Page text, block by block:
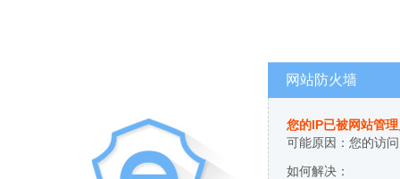
网站防火墙
您的IP已被网站管
可能原因：您的访
如何解决：